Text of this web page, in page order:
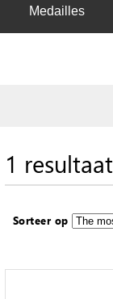
Medailles
1 resultaat
Sorteer op